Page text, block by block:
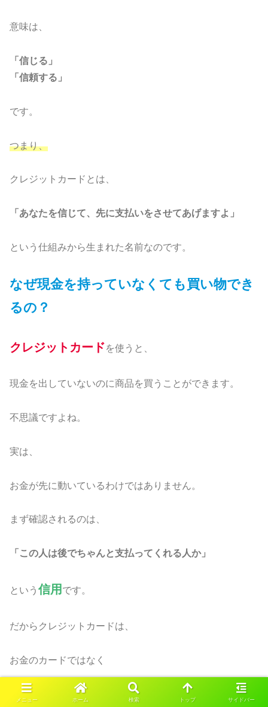
意味は、
「信じる」
「信頼する」
です。
つまり、
クレジットカードとは、
「あなたを信じて、先に支払いをさせてあげますよ」
という仕組みから生まれた名前なのです。
なぜ現金を持っていなくても買い物でき
るの？
クレジットカードを使うと、
現金を出していないのに商品を買うことができます。
不思議ですよね。
実は、
お金が先に動いているわけではありません。
まず確認されるのは、
「この人は後でちゃんと支払ってくれる人か」
という 信用 です。
だからクレジットカードは、
お金のカードではなく
信用のカード
メニュー ホーム 検索 トップ サイドバー